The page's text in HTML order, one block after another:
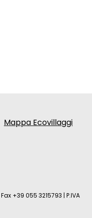
Mappa Ecovillaggi
Fax +39 055 3215793 | P.IVA